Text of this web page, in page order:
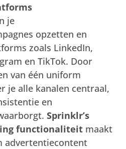
je
opzetten en
zoals LinkedIn,
en TikTok. Door
van één uniform
je alle kanalen centraal,
en
Sprinklr’s
functionaliteit maakt
advertentiecontent